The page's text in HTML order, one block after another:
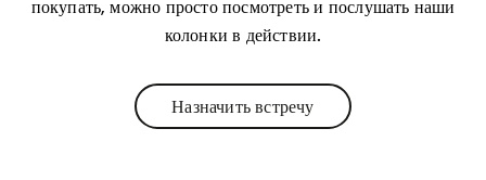
покупать, можно просто посмотреть и послушать наши
колонки в действии.
Назначить встречуLink Opens in New Tab